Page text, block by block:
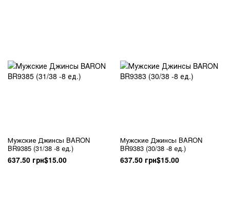
Мужские Джинсы BARON
BR9385 (31/38 -8 ед.)
637.50 грн$15.00
Мужские Джинсы BARON
BR9383 (30/38 -8 ед.)
637.50 грн$15.00